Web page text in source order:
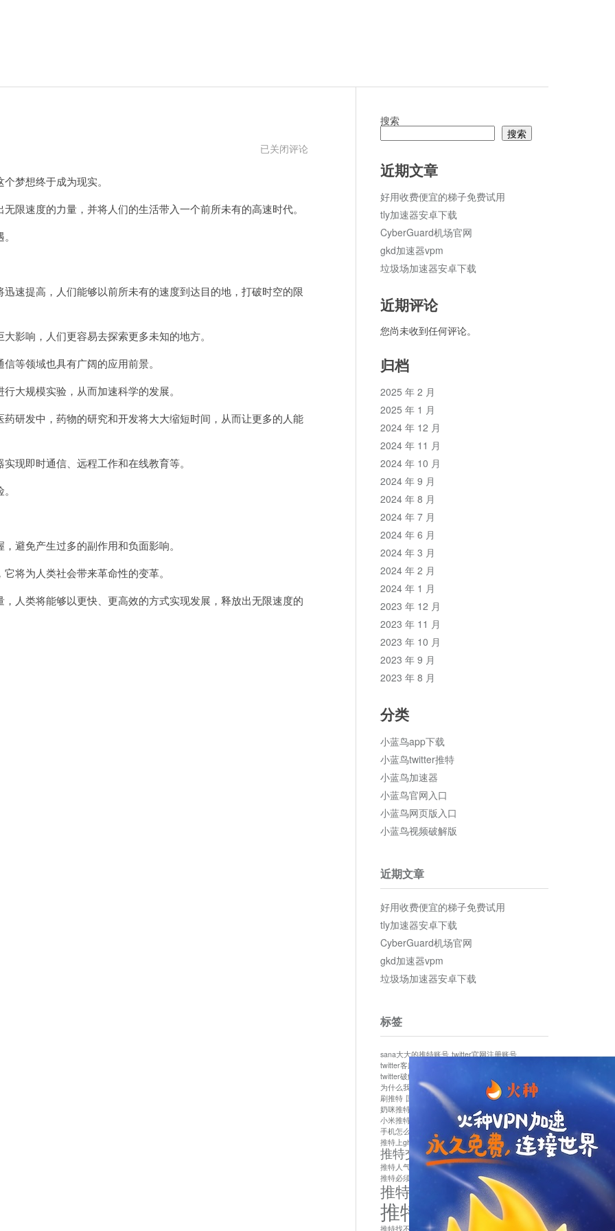
飞
苹
果
已关闭评论
梦想终于成为现实。
速度的力量，并将人们的生活带入一个前所未有的高速时代。
提高，人们能够以前所未有的速度到达目的地，打破时空的限
响，人们更容易去探索更多未知的地方。
等领域也具有广阔的应用前景。
规模实验，从而加速科学的发展。
研发中，药物的研究和开发将大大缩短时间，从而让更多的人能
即时通信、远程工作和在线教育等。
免产生过多的副作用和负面影响。
为人类社会带来革命性的变革。
类将能够以更快、更高效的方式实现发展，释放出无限速度的
搜索
搜索
近期文章
好用收费便宜的梯子免费试用
tly加速器安卓下载
CyberGuard机场官网
gkd加速器vpm
垃圾场加速器安卓下载
近期评论
您尚未收到任何评论。
归档
2025 年 2 月
2025 年 1 月
2024 年 12 月
2024 年 11 月
2024 年 10 月
2024 年 9 月
2024 年 8 月
2024 年 7 月
2024 年 6 月
2024 年 3 月
2024 年 2 月
2024 年 1 月
2023 年 12 月
2023 年 11 月
2023 年 10 月
2023 年 9 月
2023 年 8 月
分类
小蓝鸟app下载
小蓝鸟twitter推特
小蓝鸟加速器
小蓝鸟官网入口
小蓝鸟网页版入口
小蓝鸟视频破解版
近期文章
好用收费便宜的梯子免费试用
tly加速器安卓下载
CyberGuard机场官网
gkd加速器vpm
垃圾场加速器安卓下载
标签
sana大大的推特账号 twitter官网注册账号
twitter客服
twitter破解版下载
为什么我推特无法保存设置
作者sana推特是什么
刷推特 国内为什么不能用twitter 国内能用twitter吗
奶咪推特
如何找回推特密码
小米推特闪退是怎么回事 怎么看推特上的视频
手机怎么注册推特账号
推特devil
推特上ghs的女博主
推特交友软件app下载
推特人气萌货小蔡头喵喵喵 推特实名制
推特必须用外网吗
推特怎么取消关联手机号
推特怎么看敏感内容苹果
推特找不到账号 推特注册必须要手机号